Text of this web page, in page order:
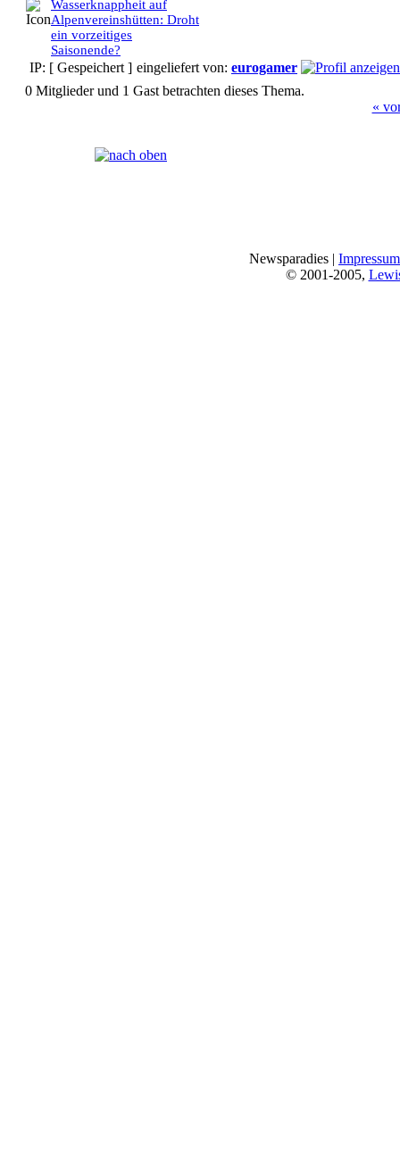
Wasserknappheit auf
Alpenvereinshütten: Droht
ein vorzeitiges
Saisonende?
IP: [ Gespeichert ] eingeliefert von: eurogamer
0 Mitglieder und 1 Gast betrachten dieses Thema.
«
Newsparadies | Impressum
© 2001-2005,